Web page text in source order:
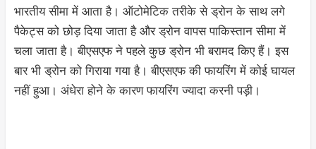
भारतीय सीमा में आता है। ऑटोमेटिक तरीके से ड्रोन के साथ लगे
पैकेट्स को छोड़ दिया जाता है और ड्रोन वापस पाकिस्तान सीमा में
चला जाता है। बीएसएफ ने पहले कुछ ड्रोन भी बरामद किए हैं। इस
बार भी ड्रोन को गिराया गया है। बीएसएफ की फायरिंग में कोई घायल
नहीं हुआ। अंधेरा होने के कारण फायरिंग ज्यादा करनी पड़ी।